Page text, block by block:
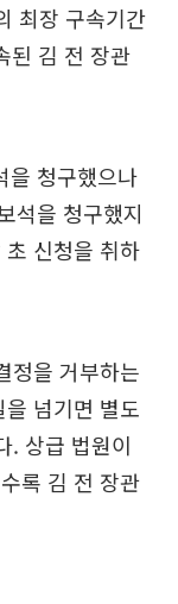
최장 구속기간
된 김 전 장관
을 청구했으나
석을 청구했지
신청을 취하
정을 거부하는
넘기면 별도
. 상급 법원이
록 김 전 장관